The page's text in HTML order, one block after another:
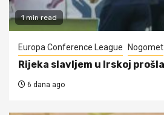
1 min read
Europa Conference League Nogomet
Rijeka slavljem u Irskoj
6 dana ago